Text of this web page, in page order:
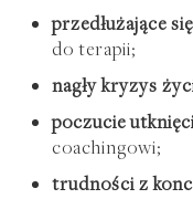
przedłużające
do terapii;
nagły kryzys
poczucie
coachingowi;
trudności z